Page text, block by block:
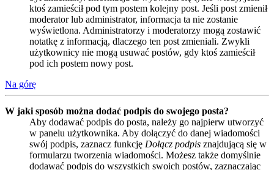
ktoś zamieścił pod tym postem kolejny post. Jeśli post zmienił
moderator lub administrator, informacja ta nie zostanie
wyświetlona. Administratorzy i moderatorzy mogą zostawić
notatkę z informacją, dlaczego ten post zmieniali. Zwykli
użytkownicy nie mogą usuwać postów, gdy ktoś zamieścił
pod ich postem nowy post.
Na górę
W jaki sposób można dodać podpis do swojego posta?
Aby dodawać podpis do posta, należy go najpierw utworzyć
w panelu użytkownika. Aby dołączyć do danej wiadomości
swój podpis, zaznacz funkcję Dołącz podpis znajdującą się w
formularzu tworzenia wiadomości. Możesz także domyślnie
dodawać podpis do wszystkich swoich postów, zaznaczając